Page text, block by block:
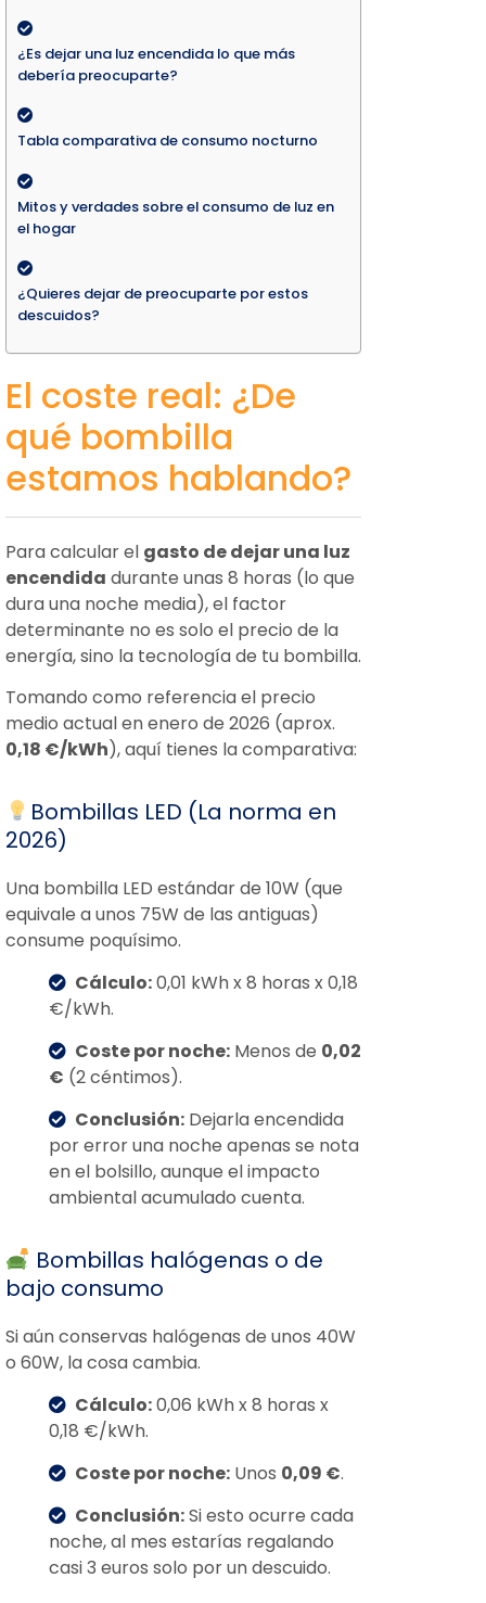
¿Es dejar una luz encendida lo que más
debería preocuparte?
Tabla comparativa de consumo nocturno
Mitos y verdades sobre el consumo de luz en
el hogar
¿Quieres dejar de preocuparte por estos
descuidos?
El coste real: ¿De
qué bombilla
estamos hablando?
Para calcular el gasto de dejar una luz
encendida durante unas 8 horas (lo que
dura una noche media), el factor
determinante no es solo el precio de la
energía, sino la tecnología de tu bombilla.
Tomando como referencia el precio
medio actual en enero de 2026 (aprox.
0,18 €/kWh), aquí tienes la comparativa:
Bombillas LED (La norma en
2026)
Una bombilla LED estándar de 10W (que
equivale a unos 75W de las antiguas)
consume poquísimo.
Cálculo:0,01 kWh x 8 horas x 0,18
€/kWh.
Coste por noche: Menos de 0,02
€ (2 céntimos).
Conclusión: Dejarla encendida
por error una noche apenas se nota
en el bolsillo, aunque el impacto
ambiental acumulado cuenta.
Bombillas halógenas o de
bajo consumo
Si aún conservas halógenas de unos 40W
o 60W, la cosa cambia.
Cálculo:0,06 kWh x 8 horas x
0,18 €/kWh.
Coste por noche: Unos 0,09 €.
Conclusión:Si esto ocurre cada
noche, al mes estarías regalando
casi 3 euros solo por un descuido.